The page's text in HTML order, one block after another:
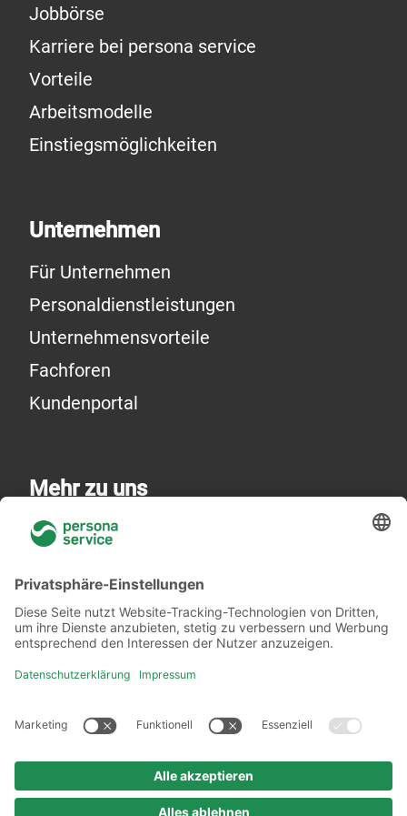
Jobbörse
Karriere bei persona service
Vorteile
Arbeitsmodelle
Einstiegsmöglichkeiten
Unternehmen
Für Unternehmen
Personaldienstleistungen
Unternehmensvorteile
Fachforen
Kundenportal
Mehr zu uns
Über uns
Akademie
Rechtliches
Datenschutzerklärung
Urheberrechtshinweis